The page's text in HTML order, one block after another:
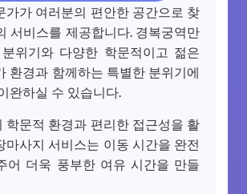
가가 여러분의 편안한 공간으로 찾
서비스를 제공합니다. 경복궁역만
위기와 다양한 학문적이고 젊은
환경과 함께하는 특별한 분위기에
완하실 수 있습니다.
학문적 환경과 편리한 접근성을 활
마사지 서비스는 이동 시간을 완전
어 더욱 풍부한 여유 시간을 만들